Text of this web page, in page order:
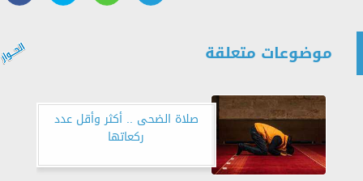
موضوعات متعلقة
صلاة الضحى .. أكثر وأقل عدد
ركعاتها